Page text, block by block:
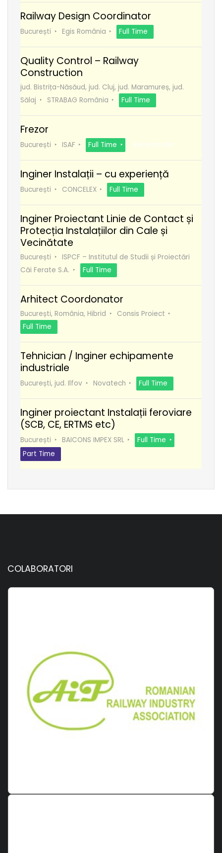
Railway Design Coordinator
București Egis România Full Time
Quality Control – Railway
Construction
jud. Bistrița-Năsăud, jud. Cluj, jud. Maramureș, jud.
Sălaj
STRABAG România Full Time
Frezor
București ISAF Full Time Recomanda
Inginer Instalații – cu experiență
București CONCELEX Full Time
Inginer Proiectant Linie de Contact și
Protecția Instalațiilor din Cale și
Vecinătate
București
ISPCF – Institutul de Studii și Proiectări
Căi Ferate S.A.
Full Time
Arhitect Coordonator
București, România, Hibrid
Consis Proiect
Full Time
Tehnician / Inginer echipamente
industriale
București, jud. Ilfov Novatech Full Time
Inginer proiectant Instalații feroviare
(SCB, CE, ERTMS etc)
București BAICONS IMPEX SRL
Full Time
Part Time
COLABORATORI